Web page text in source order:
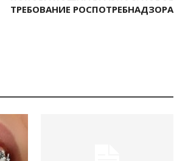
ТРЕБОВАНИЕ РОСПОТРЕБНАДЗОРА